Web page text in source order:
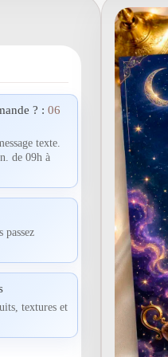
? : 06
texte.
de 09h à
passez
textures et